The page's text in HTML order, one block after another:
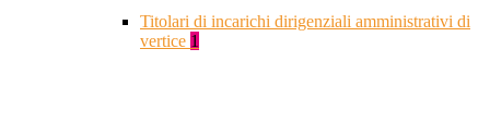
Titolari di incarichi dirigenziali amministrativi di
vertice 1